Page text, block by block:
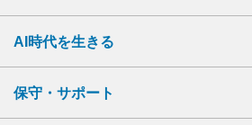
AI時代を生きる
保守・サポート